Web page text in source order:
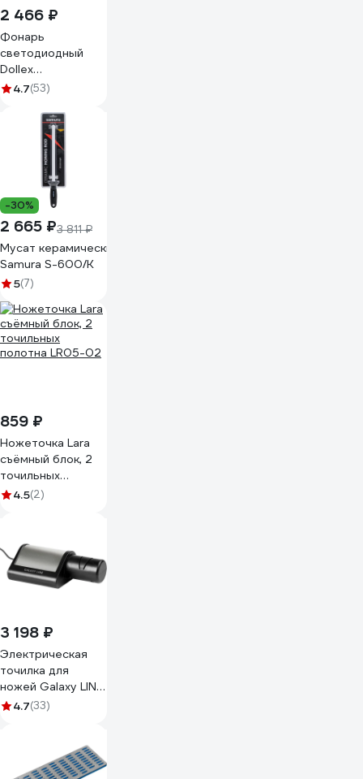
2 466 ₽
Фонарь
светодиодный
Dollex
аккумуляторный,
4.7(53)
-30%
2 665 ₽3 811 ₽
Мусат керамический 254 мм, белый
Samura S-600/K
5(7)
859 ₽
Ножеточка Lara
съёмный блок, 2
точильных
полотна LR05-02
4.5(2)
3 198 ₽
Электрическая
точилка для
ножей Galaxy LINE
GL 2443, черный с
х, кухонных,
керамических,
4.7(33)